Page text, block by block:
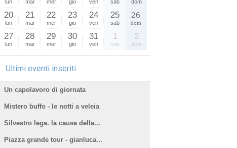
lun mar mer gio ven sab dom
20
lun
21
mar
22
mer
23
gio
24
ven
25
sab
26
dom
27
lun
28
mar
29
mer
30
gio
31
ven
1
sab
2
dom
Ultimi eventi inseriti
Un capolavoro di giornata
Mistero buffo - le notti a veleia
Silvestro lega. la causa della...
Piazza grande tour - gianluca...